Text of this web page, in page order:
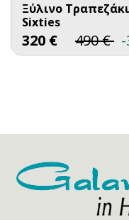
Ξύλινο
Sixties
320 € 490€